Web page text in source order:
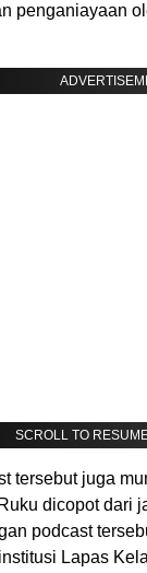
penganiayaan
SCROLL TO
tersebut juga
dicopot dari
podcast
Lapas